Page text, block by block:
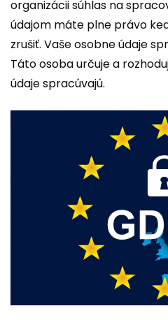
organizácii súhlas na
údajom máte plne právo
zrušiť. Vaše osobne údaje
Táto osoba určuje a
údaje spracúvajú.